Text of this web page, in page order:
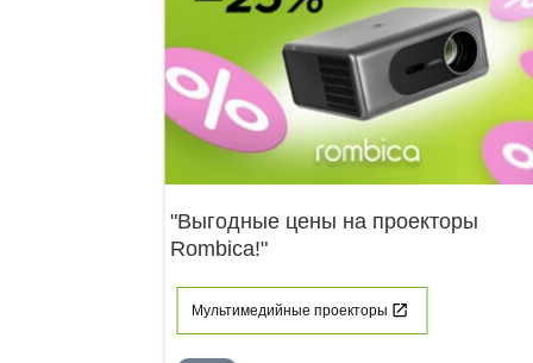
"Выгодные цены на проекторы
Rombica!"
Мультимедийные проекторы